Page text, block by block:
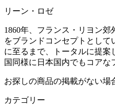
イカサ
innovator
イノベーター
リーン・ロゼ
1860年、フランス・リヨン
をブランドコンセプトとし
に至るまで、トータルに提案
国同様に日本国内でもコアな
お探しの商品の掲載がない場
カテゴリー